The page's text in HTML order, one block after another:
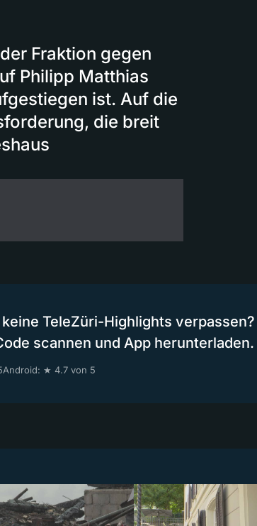
Fraktion gegen
Philipp Matthias
ist. Auf die
die breit
TeleZüri-Highlights verpassen?
scannen und App herunterladen.
Android: ★ 4.7 von 5